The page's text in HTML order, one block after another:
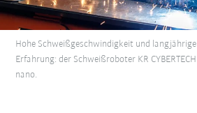
Hohe Schweißgeschwindigkeit und langjährige
Erfahrung: der Schweißroboter KR CYBERTECH
nano.